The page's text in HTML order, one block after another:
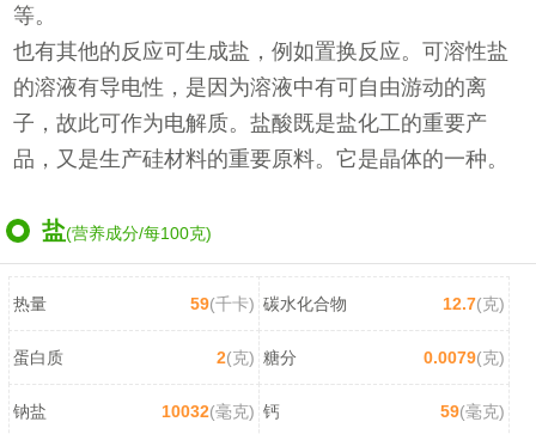
等。
也有其他的反应可生成盐，例如置换反应。可溶性盐
的溶液有导电性，是因为溶液中有可自由游动的离
子，故此可作为电解质。盐酸既是盐化工的重要产
品，又是生产硅材料的重要原料。它是晶体的一种。
盐(营养成分/每100克)
热量 59(千卡) 碳水化合物 12.7(克)
蛋白质 2(克) 糖分 0.0079(克)
钠盐 10032(毫克) 钙 59(毫克)